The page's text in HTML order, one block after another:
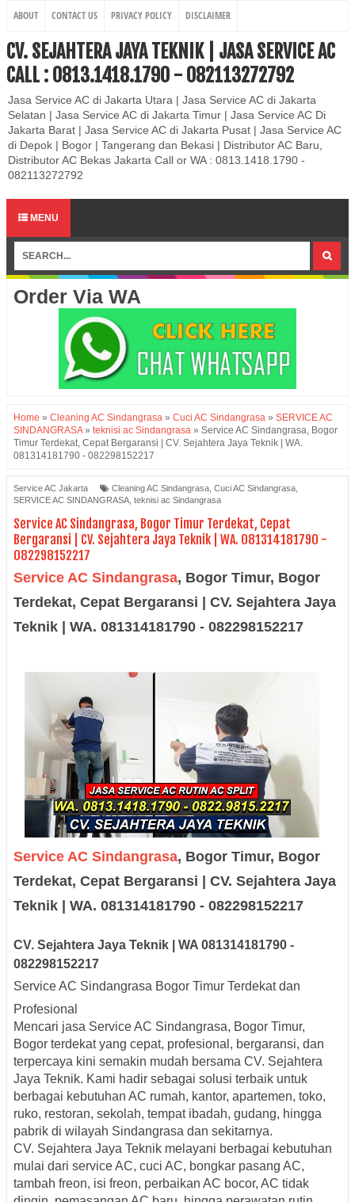
ABOUT CONTACT US PRIVACY POLICY DISCLAIMER
CV. SEJAHTERA JAYA TEKNIK | JASA SERVICE AC
CALL : 0813.1418.1790 - 082113272792
Jasa Service AC di Jakarta Utara | Jasa Service AC di Jakarta
Selatan | Jasa Service AC di Jakarta Timur | Jasa Service AC Di
Jakarta Barat | Jasa Service AC di Jakarta Pusat | Jasa Service AC
di Depok | Bogor | Tangerang dan Bekasi | Distributor AC Baru,
Distributor AC Bekas Jakarta Call or WA : 0813.1418.1790 -
082113272792
MENU
Order Via WA
Home » Cleaning AC Sindangrasa » Cuci AC Sindangrasa » SERVICE AC
SINDANGRASA» teknisi ac Sindangrasa » Service AC Sindangrasa, Bogor
Timur Terdekat, Cepat Bergaransi | CV. Sejahtera Jaya Teknik | WA.
081314181790 - 082298152217
Service AC Jakarta Cleaning AC Sindangrasa Cuci AC Sindangrasa
SERVICE AC SINDANGRASA teknisi ac Sindangrasa
Service AC Sindangrasa, Bogor Timur Terdekat, Cepat
Bergaransi | CV. Sejahtera Jaya Teknik | WA. 081314181790 -
082298152217
Service AC Sindangrasa, Bogor Timur, Bogor
Terdekat, Cepat Bergaransi | CV. Sejahtera Jaya
Teknik | WA. 081314181790 - 082298152217
Service AC Sindangrasa, Bogor Timur, Bogor
Terdekat, Cepat Bergaransi | CV. Sejahtera Jaya
Teknik | WA. 081314181790 - 082298152217
CV. Sejahtera Jaya Teknik | WA 081314181790 -
082298152217
Service AC Sindangrasa Bogor Timur Terdekat dan
Profesional
Mencari jasa Service AC Sindangrasa, Bogor Timur,
Bogor terdekat yang cepat, profesional, bergaransi, dan
terpercaya kini semakin mudah bersama CV. Sejahtera
Jaya Teknik. Kami hadir sebagai solusi terbaik untuk
berbagai kebutuhan AC rumah, kantor, apartemen, toko,
ruko, restoran, sekolah, tempat ibadah, gudang, hingga
pabrik di wilayah Sindangrasa dan sekitarnya.
CV. Sejahtera Jaya Teknik melayani berbagai kebutuhan
mulai dari service AC, cuci AC, bongkar pasang AC,
tambah freon, isi freon, perbaikan AC bocor, AC tidak